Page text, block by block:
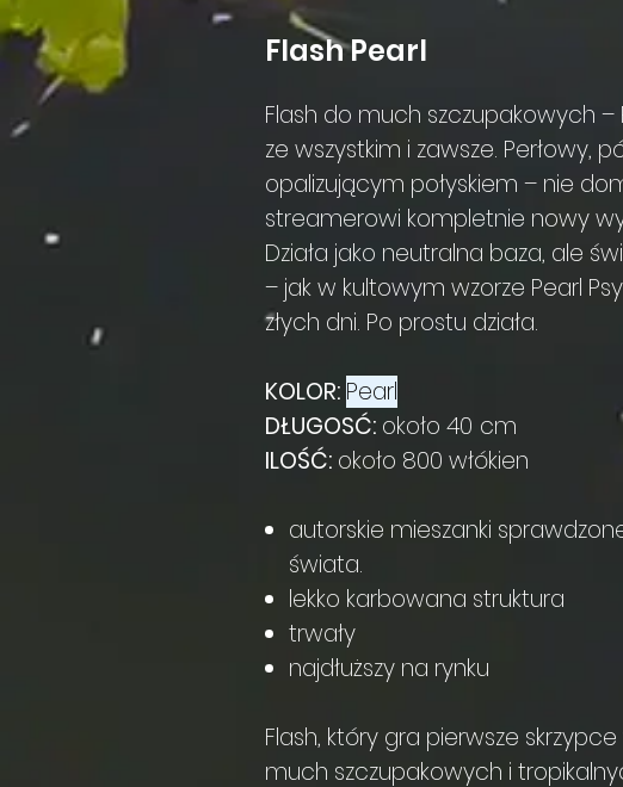
Flash Pearl
Flash do much szczupakowych
ze wszystkim i zawsze. Perłowy,
opalizującym połyskiem – nie
streamerowi kompletnie nowy
Działa jako neutralna baza, ale
– jak w kultowym wzorze Pearl
złych dni. Po prostu działa.
KOLOR: Pearl
DŁUGOSĆ: około 40 cm
ILOŚĆ: około 800 włókien
autorskie mieszanki
świata.
lekko karbowana struktura
trwały
najdłuższy na rynku
Flash, który gra pierwsze
much szczupakowych i